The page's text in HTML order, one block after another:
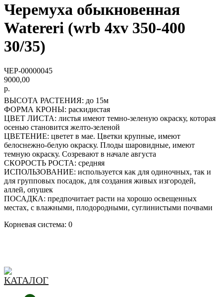
Черемуха обыкновенная
Watereri (wrb 4xv 350-400
30/35)
ЧЕР-00000045
9000,00
р.
ВЫСОТА РАСТЕНИЯ: до 15м
ФОРМА КРОНЫ: раскидистая
ЦВЕТ ЛИСТА: листья имеют темно-зеленую окраску, которая
осенью становится желто-зеленой
ЦВЕТЕНИЕ: цветет в мае. Цветки крупные, имеют
белоснежно-белую окраску. Плоды шаровидные, имеют
темную окраску. Созревают в начале августа
СКОРОСТЬ РОСТА: средняя
ИСПОЛЬЗОВАНИЕ: используется как для одиночных, так и
для групповых посадок, для создания живых изгородей,
аллей, опушек
ПОСАДКА: предпочитает расти на хорошо освещенных
местах, с влажными, плодородными, суглинистыми почвами
Корневая система: 0